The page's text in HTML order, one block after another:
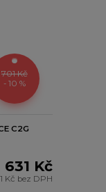
701 Kč
- 10 %
C2G
631 Kč
Kč bez DPH